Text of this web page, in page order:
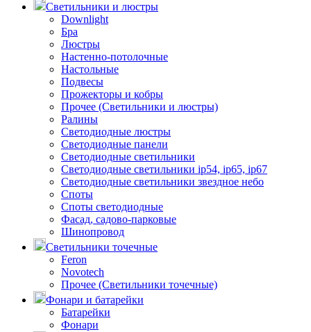
Светильники и люстры
Downlight
Бра
Люстры
Настенно-потолочные
Настольные
Подвесы
Прожекторы и кобры
Прочее (Светильники и люстры)
Ралины
Светодиодные люстры
Светодиодные панели
Светодиодные светильники
Светодиодные светильники ip54, ip65, ip67
Светодиодные светильники звездное небо
Споты
Споты светодиодные
Фасад, садово-парковые
Шинопровод
Светильники точечные
Feron
Novotech
Прочее (Светильники точечные)
Фонари и батарейки
Батарейки
Фонари